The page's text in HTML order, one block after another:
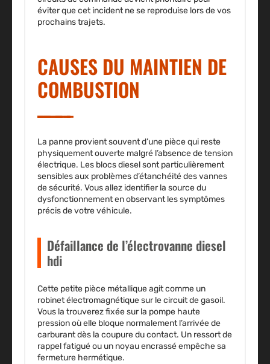
éviter que cet incident ne se reproduise lors de vos
prochains trajets.
CAUSES DU MAINTIEN DE
COMBUSTION
La panne provient souvent d’une pièce qui reste
physiquement ouverte malgré l’absence de tension
électrique. Les blocs diesel sont particulièrement
sensibles aux problèmes d’étanchéité des vannes
de sécurité. Vous allez identifier la source du
dysfonctionnement en observant les symptômes
précis de votre véhicule.
Défaillance de l’électrovanne diesel
hdi
Cette petite pièce métallique agit comme un
robinet électromagnétique sur le circuit de gasoil.
Vous la trouverez fixée sur la pompe haute
pression où elle bloque normalement l’arrivée de
carburant dès la coupure du contact. Un ressort de
rappel fatigué ou un noyau encrassé empêche sa
fermeture hermétique.